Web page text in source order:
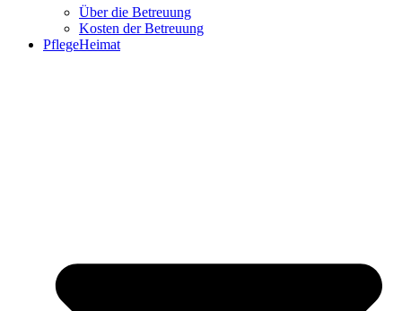
Über die Betreuung
Kosten der Betreuung
PflegeHeimat